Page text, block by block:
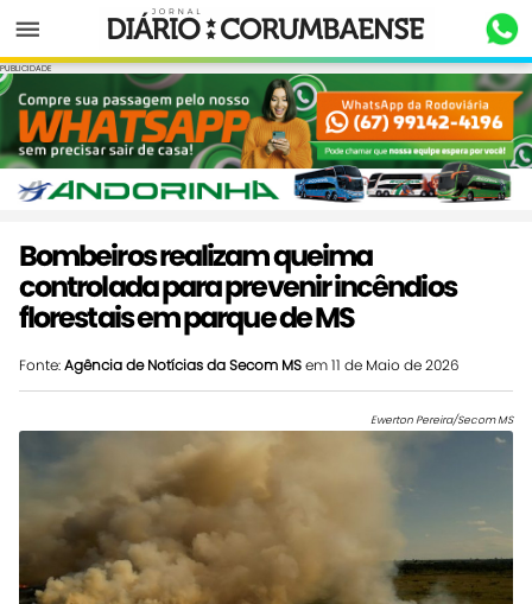
Menu
PUBLICIDADE
Bombeiros realizam queima
controlada para prevenir incêndios
florestais em parque de MS
Fonte:Agência de Notícias da Secom MSem 11 de Maio de 2026
Ewerton Pereira/Secom MS